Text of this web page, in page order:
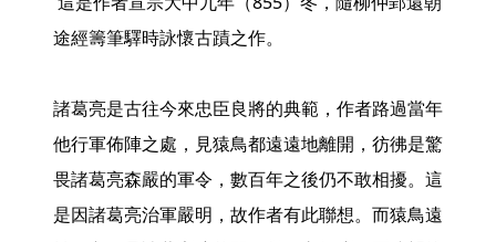
途經籌筆驛時詠懷古蹟之作。
諸葛亮是古往今來忠臣良將的典範，作者路過當年
他行軍佈陣之處，見猿鳥都遠遠地離開，彷彿是驚
畏諸葛亮森嚴的軍令，數百年之後仍不敢相擾。這
是因諸葛亮治軍嚴明，故作者有此聯想。而猿鳥遠